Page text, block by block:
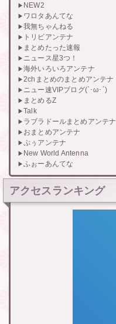
NEW2
ワロタあんてな
我無ちゃんねる
トリビアンテナ
まとめたった速報
ニュース星3つ！
海外いろいろアンテナ
2chまとめのまとめアンテナ
ニュー速VIPブログ(`･ω･´)
まとめるZ
Talk
ラブラドールまとめアンテナ
おまとめアンテナ
ぷぅアンテナ
New World Antenna
ふぉーあんてな
アクセスランキング